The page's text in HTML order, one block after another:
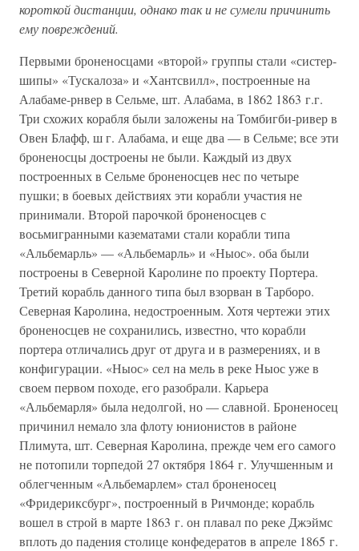
короткой дистанции, однако так и не сумели причинить
ему повреждений.
Первыми броненосцами «второй» группы стали «систер-
шипы» «Тускалоза» и «Хантсвилл», построенные на
Алабаме-рнвер в Сельме, шт. Алабама, в 1862 1863 г.г.
Три схожих корабля были заложены на Томбигби-ривер в
Овен Блафф, ш г. Алабама, и еще два — в Сельме; все эти
броненосцы достроены не были. Каждый из двух
построенных в Сельме броненосцев нес по четыре
пушки; в боевых действиях эти корабли участия не
принимали. Второй парочкой броненосцев с
восьмигранными казематами стали корабли типа
«Альбемарль» — «Альбемарль» и «Ныос». оба были
построены в Северной Каролине по проекту Портера.
Третий корабль данного типа был взорван в Тарборо.
Северная Каролина, недостроенным. Хотя чертежи этих
броненосцев не сохранились, известно, что корабли
портера отличались друг от друга и в размерениях, и в
конфигурации. «Ныос» сел на мель в реке Ныос уже в
своем первом походе, его разобрали. Карьера
«Альбемарля» была недолгой, но — славной. Броненосец
причинил немало зла флоту юнионистов в районе
Плимута, шт. Северная Каролина, прежде чем его самого
не потопили торпедой 27 октября 1864 г. Улучшенным и
облегченным «Альбемарлем» стал броненосец
«Фридериксбург», построенный в Ричмонде; корабль
вошел в строй в марте 1863 г. он плавал по реке Джэймс
вплоть до падения столице конфедератов в апреле 1865 г.